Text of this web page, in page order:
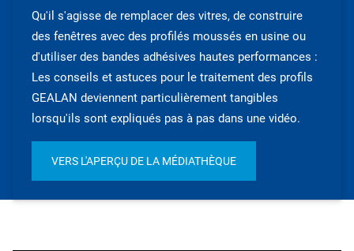
Qu'il s'agisse de remplacer des vitres, de construire
des fenêtres avec des profilés moussés en usine ou
d'utiliser des bandes adhésives hautes performances :
Les conseils et astuces pour le traitement des profils
GEALAN deviennent particulièrement tangibles
lorsqu'ils sont expliqués pas à pas dans une vidéo.
VERS L'APERÇU DE LA MÉDIATHÈQUE